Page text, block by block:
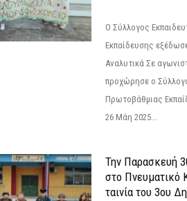
Ο Σύλλογος
Εκπαίδευσης
Αναλυτικά Σε
προχώρησε ο
Πρωτοβάθμιας
26 Μάη 2025...
Την Παρασκευή
στο Πνευματικό
ταινία του 3ου